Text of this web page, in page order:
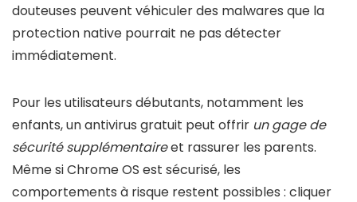
douteuses peuvent véhiculer des malwares que la
protection native pourrait ne pas détecter
immédiatement.
Pour les utilisateurs débutants, notamment les
enfants, un antivirus gratuit peut offrir un gage de
sécurité supplémentaireet rassurer les parents.
Même si Chrome OS est sécurisé, les
comportements à risque restent possibles : cliquer